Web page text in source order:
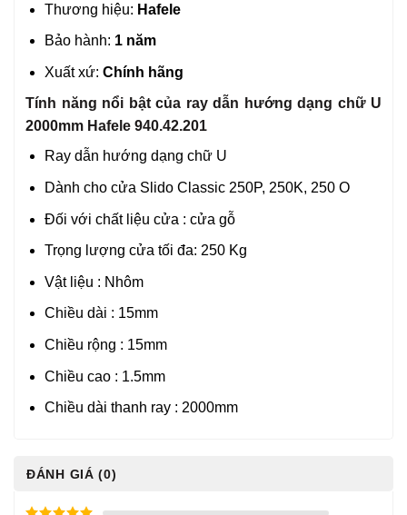
Thương hiệu: Hafele
Bảo hành: 1 năm
Xuất xứ: Chính hãng
Tính năng nổi bật của ray dẫn hướng dạng chữ U
2000mm Hafele 940.42.201
Ray dẫn hướng dạng chữ U
Dành cho cửa Slido Classic 250P, 250K, 250 O
Đối với chất liệu cửa : cửa gỗ
Trọng lượng cửa tối đa: 250 Kg
Vật liệu : Nhôm
Chiều dài : 15mm
Chiều rộng : 15mm
Chiều cao : 1.5mm
Chiều dài thanh ray : 2000mm
ĐÁNH GIÁ (0)